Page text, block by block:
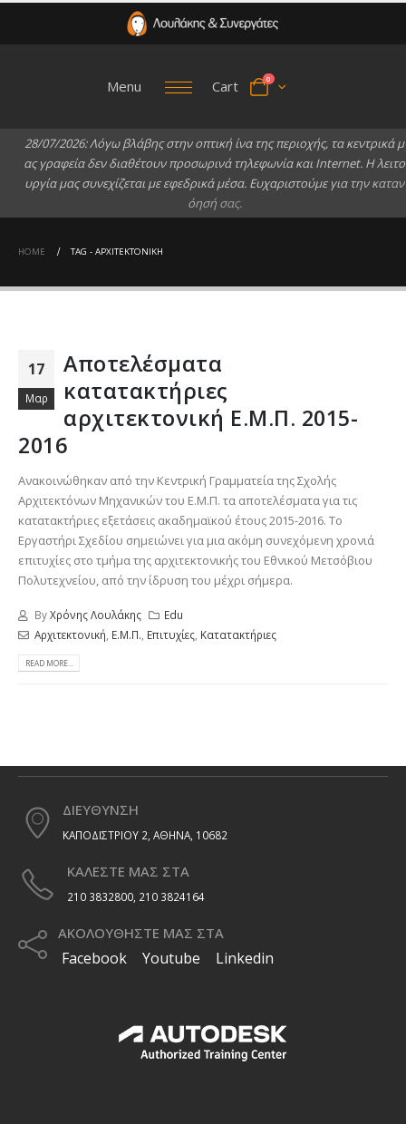
Menu Cart 0
28/07/2026:Λόγω βλάβης στην οπτική ίνα της περιοχής, τα κεντρικά μ
ας γραφεία δεν διαθέτουν προσωρινά τηλεφωνία και Internet. Ηλειτο
υργία μας συνεχίζεται με εφεδρικά μέσα. Ευχαριστούμε για την καταν
όησή σας.
HOME TAG - ΑΡΧΙΤΕΚΤΟΝΙΚΉ
17
Μαρ
Αποτελέσματα
κατατακτήριες
αρχιτεκτονική Ε.Μ.Π. 2015-
2016
Ανακοινώθηκαν από την Κεντρική Γραμματεία της Σχολής
Αρχιτεκτόνων Μηχανικών του Ε.Μ.Π. τα αποτελέσματα για τις
κατατακτήριες εξετάσεις ακαδημαϊκού έτους 2015-2016. Το
Εργαστήρι Σχεδίου σημειώνει για μια ακόμη συνεχόμενη χρονιά
επιτυχίες στο τμήμα της αρχιτεκτονικής του Εθνικού Μετσόβιου
Πολυτεχνείου, από την ίδρυση του μέχρι σήμερα.
ByΧρόνης Λουλάκης
Edu
Αρχιτεκτονική, Ε.Μ.Π., Επιτυχίες, Κατατακτήριες
READ MORE...
ΔΙΕΥΘΥΝΣΗ
ΚΑΠΟΔΙΣΤΡΙΟΥ 2, ΑΘΗΝΑ, 10682
ΚΑΛΕΣΤΕ ΜΑΣ ΣΤΑ
210 3832800, 210 3824164
ΑΚΟΛΟΥΘΗΣΤΕ ΜΑΣ ΣΤΑ
Facebook Youtube Linkedin